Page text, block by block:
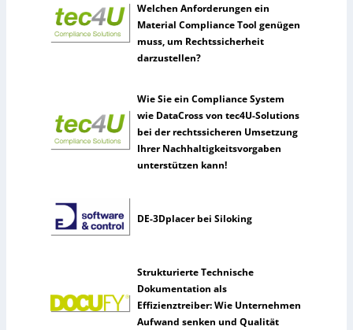
Welchen Anforderungen ein
Material Compliance Tool genügen
muss, um Rechtssicherheit
darzustellen?
Wie Sie ein Compliance System
wie DataCross von tec4U-Solutions
bei der rechtssicheren Umsetzung
Ihrer Nachhaltigkeitsvorgaben
unterstützen kann!
DE-3Dplacer bei Siloking
Strukturierte Technische
Dokumentation als
Effizienztreiber: Wie Unternehmen
Aufwand senken und Qualität